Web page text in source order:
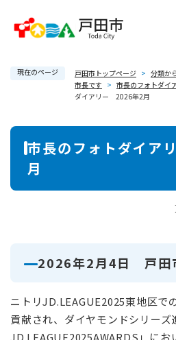
現在のページ 戸田市トップページ > 分類か
市長です > 市長のフォトダイ
ダイアリー 2026年2月
本
市長のフォトダイ
月
2026年2月4日 戸田
ニトリJD.LEAGUE2025東地区で
貢献され、ダイヤモンドシリーズ
JD.LEAGUE2025AWARDS」に